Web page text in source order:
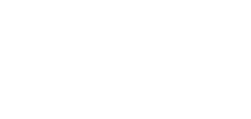
他情况不及格的多.